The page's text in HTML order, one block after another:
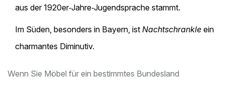
aus der 1920er‑Jahre‑Jugendsprache stammt.
Im Süden, besonders in Bayern, ist Nachtschrankle ein
charmantes Diminutiv.
Wenn Sie Möbel für ein bestimmtes Bundesland